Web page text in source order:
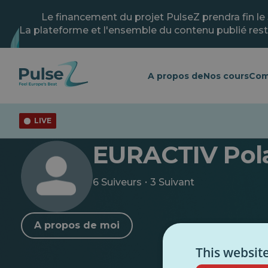
main
content
Le financement du projet PulseZ prendra fin le
La plateforme et l'ensemble du contenu publié
A propos deNos cours
LIVE
EURACTIV
6 Suiveurs · 3 Suivant
A propos de moi
This